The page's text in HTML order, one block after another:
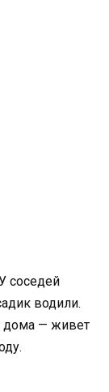
соседей
водили.
дома — живет